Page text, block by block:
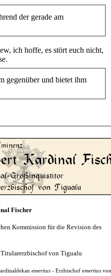
der gerade am
ich hoffe, es stört euch nicht,
gegenüber und bietet ihm
Fischer
Kommission für die Revision des
von Tigualu
emeritus - Erzbischof emeritus